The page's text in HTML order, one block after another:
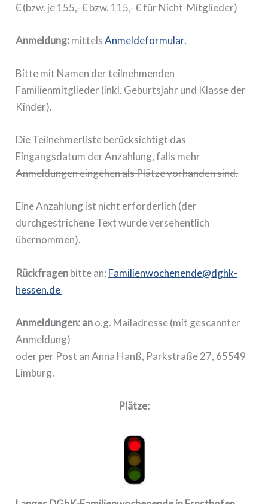
€ (bzw. je 155,- € bzw. 115,- € für Nicht-Mitglieder)
Anmeldung:mittelsAnmeldeformular.
Bitte mit Namen der teilnehmenden
Familienmitglieder (inkl. Geburtsjahr und Klasse der
Kinder).
Die Teilnehmerliste berücksichtigt das
Eingangsdatum der Anzahlung, falls mehr
Anmeldungen eingehen als Plätze vorhanden sind.
Eine Anzahlung ist nicht erforderlich (der
durchgestrichene Text wurde versehentlich
übernommen).
Rückfragenbitte an: Familienwochenende@dghk-
hessen.de
Anmeldungen: ano.g. Mailadresse (mit gescannter
Anmeldung)
oder per Post an Anna Hanß, Parkstraße 27, 65549
Limburg.
Plätze: